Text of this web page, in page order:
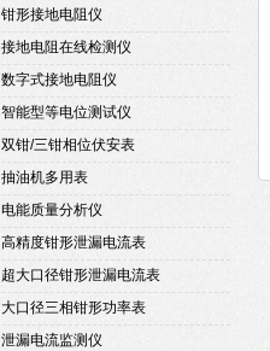
钳形接地电阻仪
接地电阻在线检测仪
数字式接地电阻仪
智能型等电位测试仪
双钳/三钳相位伏安表
抽油机多用表
电能质量分析仪
高精度钳形泄漏电流表
超大口径钳形泄漏电流表
大口径三相钳形功率表
泄漏电流监测仪